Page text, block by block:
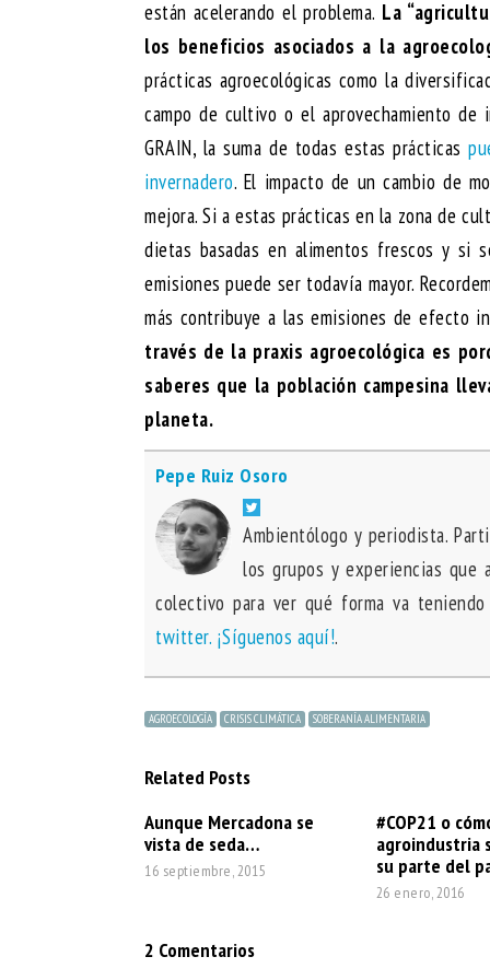
están acelerando el problema. La
los beneficios asociados a la
prácticas agroecológicas como la
campo de cultivo o el aprovechamiento de
GRAIN, la suma de todas estas prácticas
invernadero. El impacto de un cambio de
mejora. Si a estas prácticas en la zona de
dietas basadas en alimentos frescos y si
emisiones puede ser todavía mayor.
más contribuye a las emisiones de efecto
través de la praxis agroecológica es
saberes que la población campesina
planeta.
Pepe Ruiz Osoro
Ambientólogo y periodista.
los grupos y experiencias que
colectivo para ver qué forma va
twitter. ¡Síguenos aquí!.
AGROECOLOGÍA CRISIS CLIMÁTICA SOBERANÍA ALIMENTARIA
Related Posts
Aunque Mercadona se
vista de seda…
16 septiembre, 2015
#COP21 o
agroindustria
su parte del
26 enero, 2016
2 Comentarios